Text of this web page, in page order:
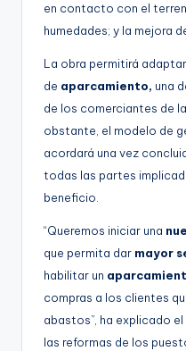
en contacto con el
humedades; y la mejora
La obra permitirá
de aparcamiento, una
de los comerciantes de
obstante, el modelo de
acordará una vez
todas las partes
beneficio.
“Queremos iniciar una
que permita dar mayor
habilitar un
compras a los clientes
abastos”, ha explicado
las reformas de los